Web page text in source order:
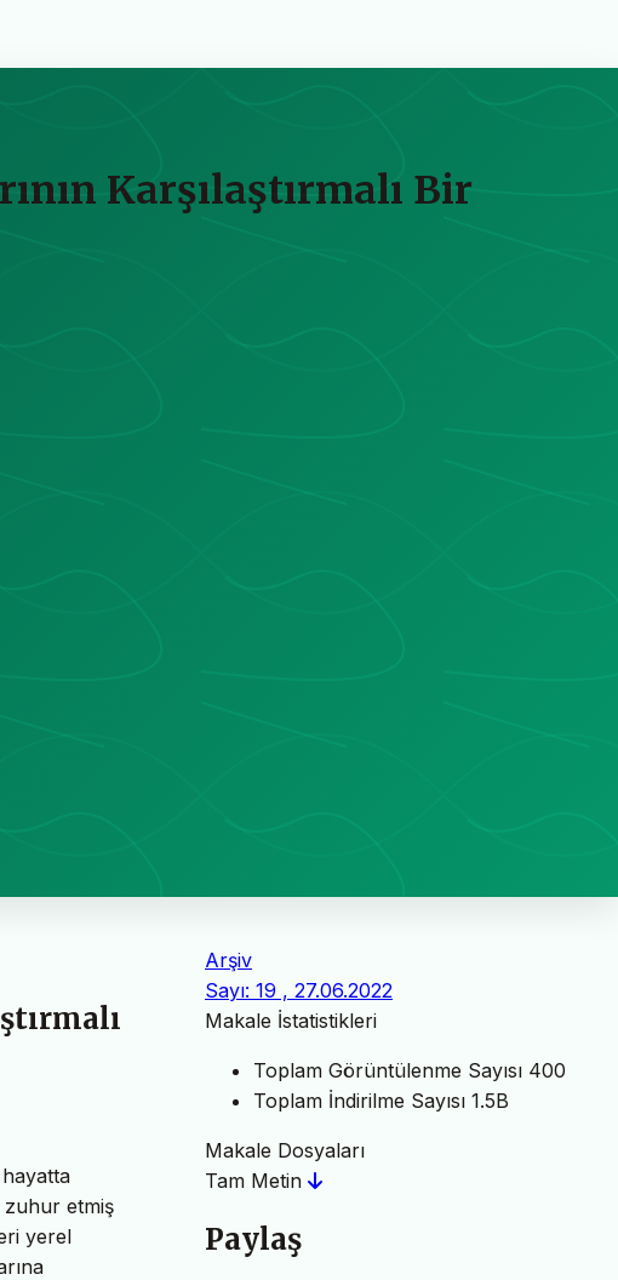
Karşılaştırmalı Bir
zuhur etmiş
yerel
Arşiv
Sayı: 19 , 27.06.2022
Makale İstatistikleri
Toplam Görüntülenme Sayısı 400
Toplam İndirilme Sayısı 1.5B
Makale Dosyaları
Tam Metin
Paylaş